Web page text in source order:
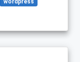
wordpress